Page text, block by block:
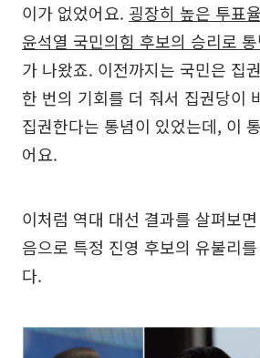
이가 없었어요. 굉장히 높은 투표
윤석열 국민의힘 후보의 승리로
가 나왔죠. 이전까지는 국민은 집
한 번의 기회를 더 줘서 집권당이
집권한다는 통념이 있었는데, 이
어요.
이처럼 역대 대선 결과를 살펴보
음으로 특정 진영 후보의 유불리
다.